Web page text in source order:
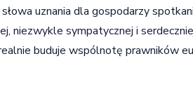
uznania dla gospodarzy
niezwykle sympatycznej i
buduje wspólnotę prawników